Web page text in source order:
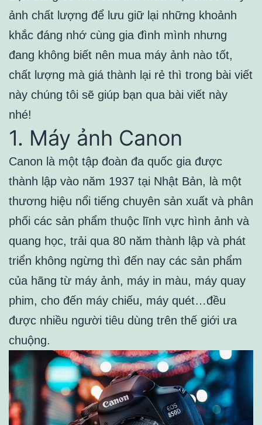
ảnh chất lượng để lưu giữ lại những khoảnh
khắc đáng nhớ cùng gia đình mình nhưng
đang không biết nên mua máy ảnh nào tốt,
chất lượng mà giá thành lại rẻ thì trong bài viết
này chúng tôi sẽ giúp bạn qua bài viết này
nhé!
1. Máy ảnh Canon
Canon là một tập đoàn đa quốc gia được
thành lập vào năm 1937 tại Nhật Bản, là một
thương hiệu nổi tiếng chuyên sản xuất và phân
phối các sản phẩm thuộc lĩnh vực hình ảnh và
quang học, trải qua 80 năm thành lập và phát
triển không ngừng thì đến nay các sản phẩm
của hãng từ máy ảnh, máy in màu, máy quay
phim, cho đến máy chiếu, máy quét…đều
được nhiều người tiêu dùng trên thế giới ưa
chuộng.